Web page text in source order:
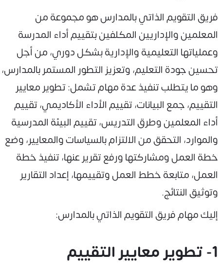
فريق التقويم الذاتي بالمدارس هو مجموعة من
المعلمين والإداريين المكلفين بتقييم أداء المدرسة
وعملياتها التعليمية والإدارية بشكل دوري، من أجل
تحسين جودة التعليم، وتعزيز التطور المستمر بالمدارس،
وهو ما يتطلب تنفيذ عدة مهام تشمل: تطوير معايير
التقييم، جمع البيانات، تقييم الأداء الأكاديمي، تقييم
أداء المعلمين وطرق التدريس، تقييم البيئة المدرسية
والموارد، التحقق من الالتزام بالسياسات والمعايير، وضع
خطة العمل ومشاركتها ورفع تقرير عنها، تنفيذ خطة
العمل، متابعة خطط العمل وتقييمها، إعداد التقارير
وتوثيق النتائج.
إليك مهام فريق التقويم الذاتي بالمدارس:
1- تطوير معايير التقييم